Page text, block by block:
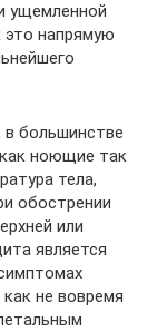
ущемленной
это напрямую
в большинстве
ноющие так
тела,
обострении
или
является
не вовремя